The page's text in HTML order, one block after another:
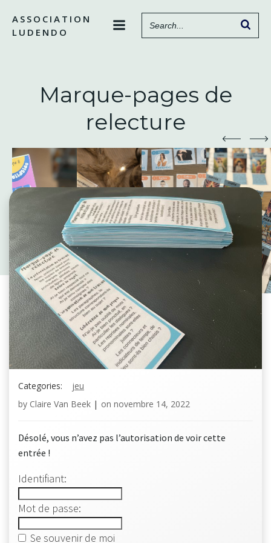
contenu
ASSOCIATION
LUDENDO
Marque-pages de
relecture
Categories:
jeu
by Claire Van Beek | on novembre 14, 2022
Désolé, vous n’avez pas l’autorisation de voir cette
entrée !
Identifiant:
Mot de passe:
Se souvenir de moi